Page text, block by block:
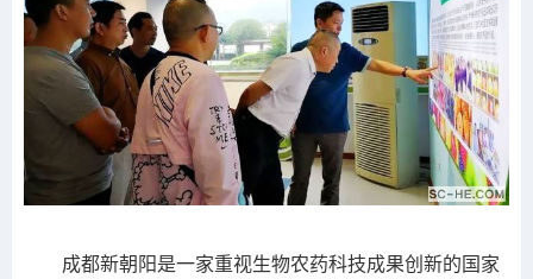
成都新朝阳是一家重视生物农药科技成果创新的国家